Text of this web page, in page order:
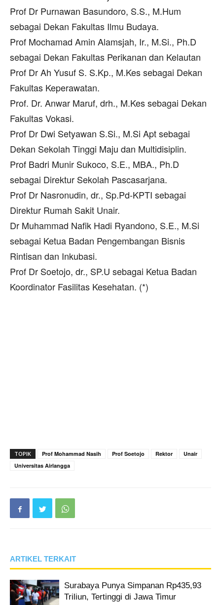
Prof Dr Purnawan Basundoro, S.S., M.Hum
sebagai Dekan Fakultas Ilmu Budaya.
Prof Mochamad Amin Alamsjah, Ir., M.Si., Ph.D
sebagai Dekan Fakultas Perikanan dan Kelautan
Prof Dr Ah Yusuf S. S.Kp., M.Kes sebagai Dekan
Fakultas Keperawatan.
Prof. Dr. Anwar Maruf, drh., M.Kes sebagai Dekan
Fakultas Vokasi.
Prof Dr Dwi Setyawan S.Si., M.Si Apt sebagai
Dekan Sekolah Tinggi Maju dan Multidisiplin.
Prof Badri Munir Sukoco, S.E., MBA., Ph.D
sebagai Direktur Sekolah Pascasarjana.
Prof Dr Nasronudin, dr., Sp.Pd-KPTI sebagai
Direktur Rumah Sakit Unair.
Dr Muhammad Nafik Hadi Ryandono, S.E., M.Si
sebagai Ketua Badan Pengembangan Bisnis
Rintisan dan Inkubasi.
Prof Dr Soetojo, dr., SP.U sebagai Ketua Badan
Koordinator Fasilitas Kesehatan. (*)
TOPIK Prof Mohammad Nasih Prof Soetojo Rektor
Unair
Universitas Airlangga
ARTIKEL TERKAIT
Surabaya Punya Simpanan Rp435,93
Triliun, Tertinggi di Jawa Timur